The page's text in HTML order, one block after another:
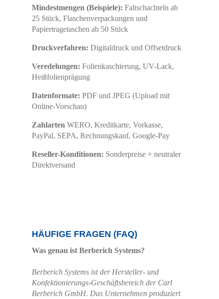
Mindestmengen (Beispiele): Faltschachteln ab
25 Stück, Flaschenverpackungen und
Papiertragetaschen ab 50 Stück
Druckverfahren: Digitaldruck und Offsetdruck
Veredelungen: Folienkaschierung, UV-Lack,
Heißfolienprägung
Datenformate: PDF und JPEG (Upload mit
Online-Vorschau)
Zahlarten WERO, Kreditkarte, Vorkasse,
PayPal, SEPA, Rechnungskauf, Google-Pay
Reseller-Konditionen: Sonderpreise + neutraler
Direktversand
HÄUFIGE FRAGEN (FAQ)
Was genau ist Berberich Systems?
Berberich Systems ist der Hersteller- und
Konfektionierungs-Geschäftsbereich der Carl
Berberich GmbH. Das Unternehmen produziert